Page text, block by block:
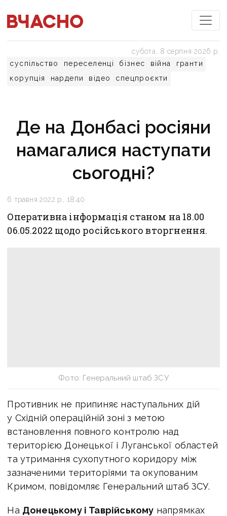
суспільство переселенці бізнес війна
гранти
корупція
нардепи відео спецпроєкти
субота, 8 серпня 2026 р.
Де на Донбасі росіяни
намагалися наступати
сьогодні?
6 травня 2022 р., 18:40
Оперативна інформація станом на 18.00
06.05.2022 щодо російського вторгнення.
Фото: Генеральний штаб ЗСУ
Противник не припиняє наступальних дій
у Східній операційній зоні з метою
встановлення повного контролю над
територією Донецької і Луганської областей
та утримання сухопутного коридору між
зазначеними територіями та окупованим
Кримом, повідомляє Генеральний штаб ЗСУ.
На Донецькому і Таврійському напрямках